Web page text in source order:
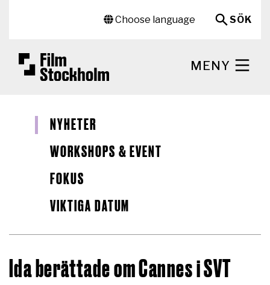
Choose language
SÖK
MENY
NYHETER
WORKSHOPS & EVENT
FOKUS
VIKTIGA DATUM
Ida berättade om Cannes i SVT